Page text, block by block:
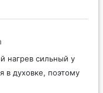
нагрев сильный у
в духовке, поэтому